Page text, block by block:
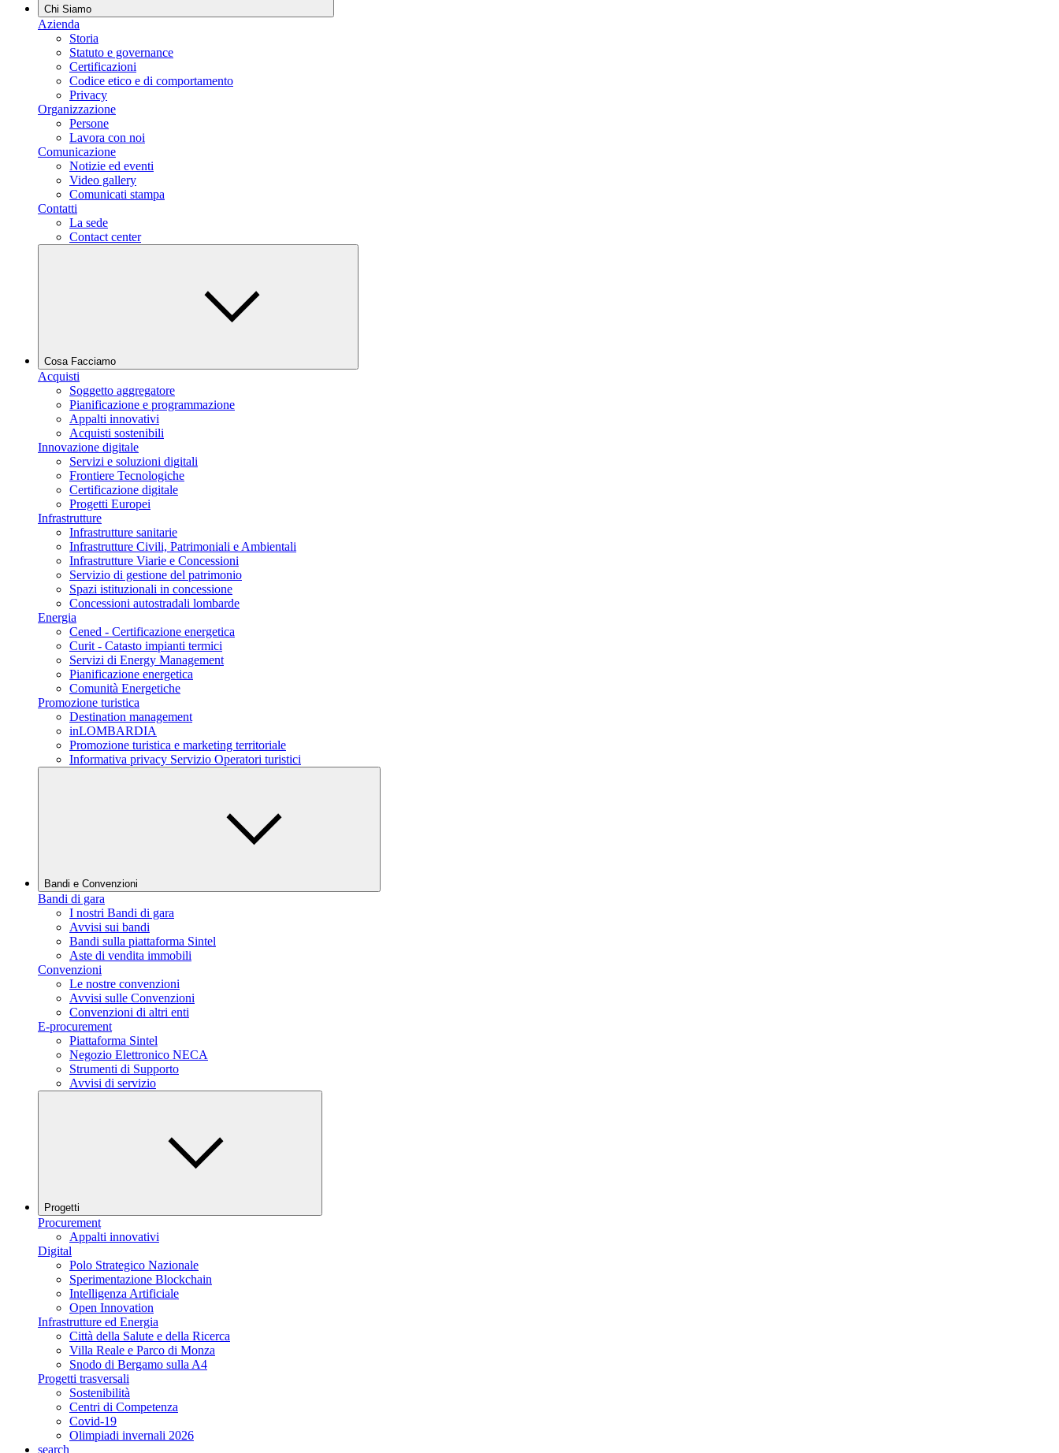
Chi Siamo
Azienda
Storia
Statuto e governance
Certificazioni
Codice etico e di comportamento
Privacy
Organizzazione
Persone
Lavora con noi
Comunicazione
Notizie ed eventi
Video gallery
Comunicati stampa
Contatti
La sede
Contact center
Cosa Facciamo
Acquisti
Soggetto aggregatore
Pianificazione e programmazione
Appalti innovativi
Acquisti sostenibili
Innovazione digitale
Servizi e soluzioni digitali
Frontiere Tecnologiche
Certificazione digitale
Progetti Europei
Infrastrutture
Infrastrutture sanitarie
Infrastrutture Civili, Patrimoniali e Ambientali
Infrastrutture Viarie e Concessioni
Servizio di gestione del patrimonio
Spazi istituzionali in concessione
Concessioni autostradali lombarde
Energia
Cened - Certificazione energetica
Curit - Catasto impianti termici
Servizi di Energy Management
Pianificazione energetica
Comunità Energetiche
Promozione turistica
Destination management
inLOMBARDIA
Promozione turistica e marketing territoriale
Informativa privacy Servizio Operatori turistici
Bandi e Convenzioni
Bandi di gara
I nostri Bandi di gara
Avvisi sui bandi
Bandi sulla piattaforma Sintel
Aste di vendita immobili
Convenzioni
Le nostre convenzioni
Avvisi sulle Convenzioni
Convenzioni di altri enti
E-procurement
Piattaforma Sintel
Negozio Elettronico NECA
Strumenti di Supporto
Avvisi di servizio
Progetti
Procurement
Appalti innovativi
Digital
Polo Strategico Nazionale
Sperimentazione Blockchain
Intelligenza Artificiale
Open Innovation
Infrastrutture ed Energia
Città della Salute e della Ricerca
Villa Reale e Parco di Monza
Snodo di Bergamo sulla A4
Progetti trasversali
Sostenibilità
Centri di Competenza
Covid-19
Olimpiadi invernali 2026
search